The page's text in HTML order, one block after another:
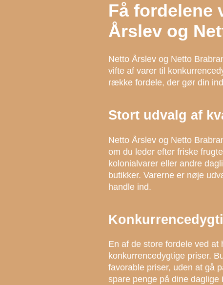
Få fordelene
Årslev og
Netto Årslev og Netto
vifte af varer til
række fordele, der gør din
Stort udvalg af
Netto Årslev og Netto
om du leder efter friske
kolonialvarer eller andre
butikker. Varerne er nøje
handle ind.
En af de store fordele ved
konkurrencedygtige priser.
favorable priser, uden at gå
spare penge på dine